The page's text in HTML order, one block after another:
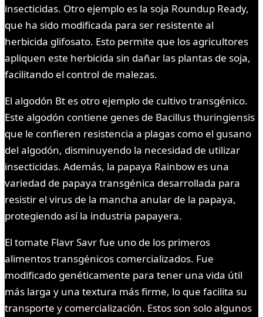
insecticidas. Otro ejemplo es la soja Roundup Ready,
que ha sido modificada para ser resistente al
herbicida glifosato. Esto permite que los agricultores
apliquen este herbicida sin dañar las plantas de soja,
facilitando el control de malezas.
El algodón Bt es otro ejemplo de cultivo transgénico.
Este algodón contiene genes de Bacillus thuringiensis
que le confieren resistencia a plagas como el gusano
del algodón, disminuyendo la necesidad de utilizar
insecticidas. Además, la papaya Rainbow es una
variedad de papaya transgénica desarrollada para
resistir el virus de la mancha anular de la papaya,
protegiendo así la industria papayera.
El tomate Flavr Savr fue uno de los primeros
alimentos transgénicos comercializados. Fue
modificado genéticamente para tener una vida útil
más larga y una textura más firme, lo que facilita su
transporte y comercialización. Estos son solo algunos